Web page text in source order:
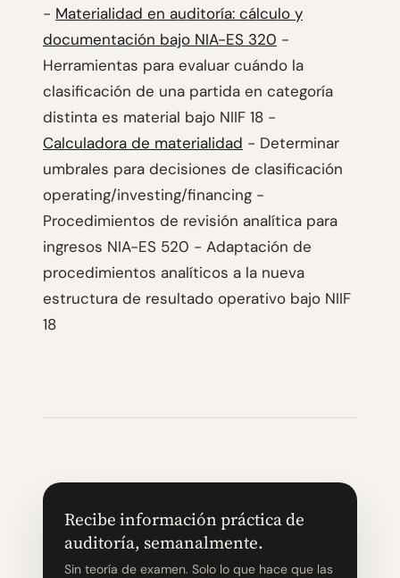
- Materialidad en auditoría: cálculo y
documentación bajo NIA-ES 320 -
Herramientas para evaluar cuándo la
clasificación de una partida en categoría
distinta es material bajo NIIF 18 -
Calculadora de materialidad - Determinar
umbrales para decisiones de clasificación
operating/investing/financing -
Procedimientos de revisión analítica para
ingresos NIA-ES 520 - Adaptación de
procedimientos analíticos a la nueva
estructura de resultado operativo bajo NIIF
18
Recibe información práctica de
auditoría, semanalmente.
Sin teoría de examen. Solo lo que hace que las